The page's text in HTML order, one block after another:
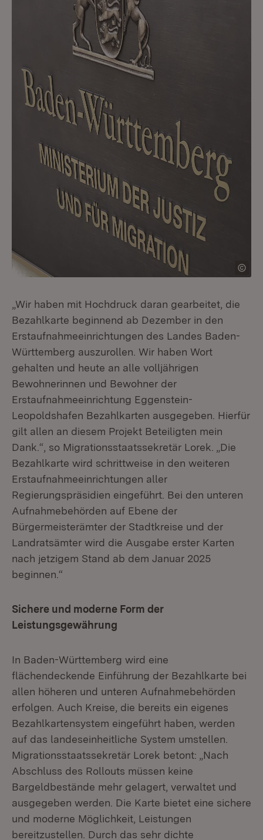
„Wir haben mit Hochdruck daran gearbeitet, die
Bezahlkarte beginnend ab Dezember in den
Erstaufnahmeeinrichtungen des Landes Baden-
Württemberg auszurollen. Wir haben Wort
gehalten und heute an alle volljährigen
Bewohnerinnen und Bewohner der
Erstaufnahmeeinrichtung Eggenstein-
Leopoldshafen Bezahlkarten ausgegeben. Hierfür
gilt allen an diesem Projekt Beteiligten mein
Dank.“, so Migrationsstaatssekretär Lorek. „Die
Bezahlkarte wird schrittweise in den weiteren
Erstaufnahmeeinrichtungen aller
Regierungspräsidien eingeführt. Bei den unteren
Aufnahmebehörden auf Ebene der
Bürgermeisterämter der Stadtkreise und der
Landratsämter wird die Ausgabe erster Karten
nach jetzigem Stand ab dem Januar 2025
beginnen.“
Sichere und moderne Form der
Leistungsgewährung
In Baden-Württemberg wird eine
flächendeckende Einführung der Bezahlkarte bei
allen höheren und unteren Aufnahmebehörden
erfolgen. Auch Kreise, die bereits ein eigenes
Bezahlkartensystem eingeführt haben, werden
auf das landeseinheitliche System umstellen.
Migrationsstaatssekretär Lorek betont: „Nach
Abschluss des Rollouts müssen keine
Bargeldbestände mehr gelagert, verwaltet und
ausgegeben werden. Die Karte bietet eine sichere
und moderne Möglichkeit, Leistungen
bereitzustellen. Durch das sehr dichte